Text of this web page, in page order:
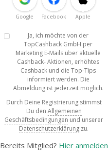
Google Facebook Apple
Ja, ich möchte von der
TopCashback GmbH per
Marketing E-Mails über aktuelle
Cashback- Aktionen, erhöhtes
Cashback und die Top-Tips
informiert werden. Die
Abmeldung ist jederzeit möglich.
Durch Deine Registrierung stimmst
Du den Allgemeinen
Geschäftsbedingungen und unserer
Datenschutzerklärung zu.
Bereits Mitglied? Hier anmelden